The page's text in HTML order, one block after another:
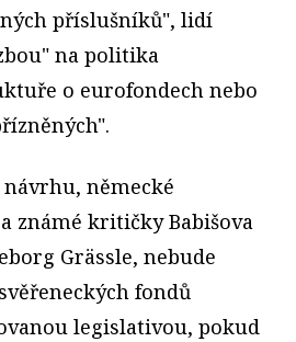
příslušníků", lidí
na politika
o eurofondech nebo
německé
známé kritičky Babišova
Grässle, nebude
fondů
legislativou, pokud